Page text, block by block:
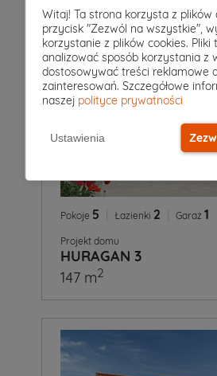
Pokoje 5 Łazienki 2 Garaż 1
Projekt domu
HURAGAN 3
147 m2
Witaj! Ta strona korzysta z plików
przycisk "Zezwól na wszystkie",
korzystanie z plików cookies.
analizować sposób korzystania z
dostosowywać treści reklamowe
zainteresowań. Szczegółowe
naszej polityce prywatności
Ustawienia